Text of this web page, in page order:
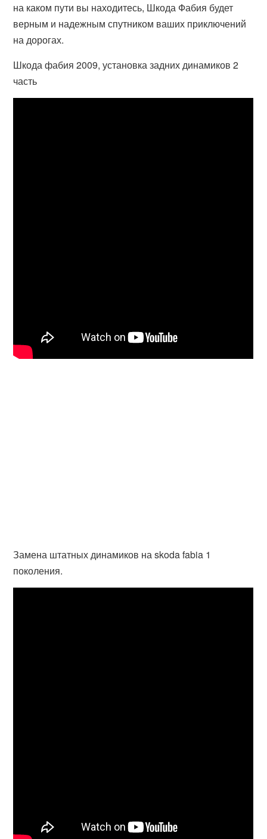
на каком пути вы находитесь, Шкода Фабия будет
верным и надежным спутником ваших приключений
на дорогах.
Шкода фабия 2009, установка задних динамиков 2
часть
Замена штатных динамиков на skoda fabia 1
поколения.